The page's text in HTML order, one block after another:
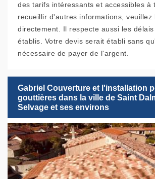
des tarifs intéressants et accessibles à
recueillir d'autres informations, veuillez
directement. Il respecte aussi les
établis. Votre devis serait établi sans
nécessaire de payer de l'argent.
Gabriel Couverture et l'installation
gouttières dans la ville de Saint
Selvage et ses environs